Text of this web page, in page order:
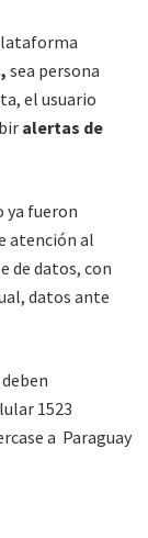
sea persona
el usuario
alertas de
ya fueron
atención al
de datos, con
datos ante
1523
a Paraguay